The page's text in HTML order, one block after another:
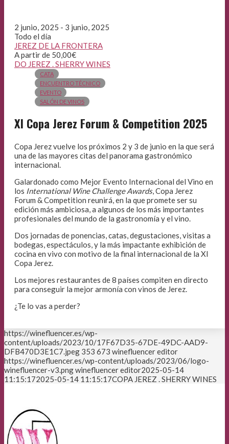
2 junio, 2025 - 3 junio, 2025
Todo el día
JEREZ DE LA FRONTERA
A partir de 50,00€
DO JEREZ . SHERRY WINES
CATA
ENCUENTRO TÉCNICO
EVENTO
SALÓN DE VINOS
XI Copa Jerez Forum & Competition 2025
Copa Jerez vuelve los próximos 2 y 3 de junio en la que será
una de las mayores citas del panorama gastronómico
internacional.
Galardonado como Mejor Evento Internacional del Vino en
los International Wine Challenge Awards, Copa Jerez
Forum & Competition reunirá, en la que promete ser su
edición más ambiciosa, a algunos de los más importantes
profesionales del mundo de la gastronomía y el vino.
Dos jornadas de ponencias, catas, degustaciones, visitas a
bodegas, espectáculos, y la más impactante exhibición de
cocina en vivo con motivo de la final internacional de la XI
Copa Jerez.
Los mejores restaurantes de 8 países compiten en directo
para conseguir la mejor armonía con vinos de Jerez.
¿Te lo vas a perder?
https://winefluencer.es/wp-
content/uploads/2023/10/17F67D35-67DE-49DC-AAD9-
DFB470D3E1C7.jpeg 353 673 winefluencer editor
https://winefluencer.es/wp-content/uploads/2023/06/logo-
winefluencer-v3.pngwinefluencer editor2025-05-14
11:15:172025-05-14 11:15:17COPA JEREZ . SHERRY WINES